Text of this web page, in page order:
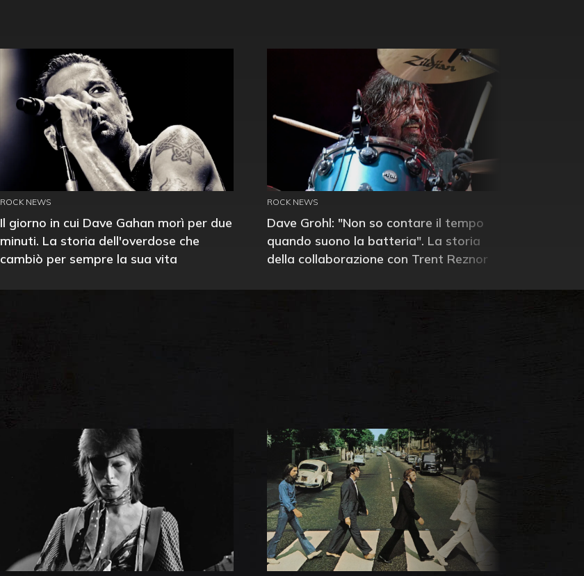
ROCK NEWS
Il giorno in cui Dave Gahan morì per due
minuti. La storia dell'overdose che
cambiò per sempre la sua vita
ROCK NEWS
Dave Grohl: "Non so contare il tempo
quando suono la batteria". La storia
della collaborazione con Trent Reznor